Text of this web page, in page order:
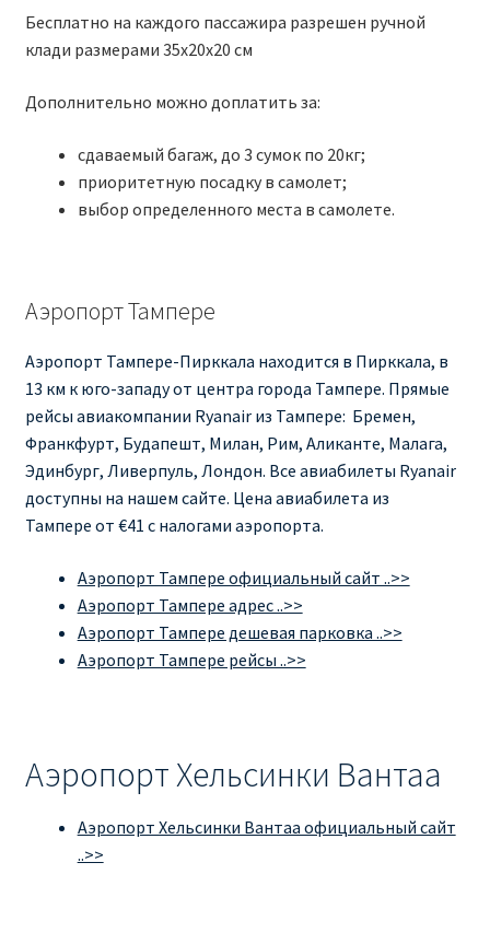
Бесплатно на каждого пассажира разрешен ручной
клади размерами 35x20x20 см
Дополнительно можно доплатить за:
сдаваемый багаж, до 3 сумок по 20кг;
приоритетную посадку в самолет;
выбор определенного места в самолете.
Аэропорт Тампере
Аэропорт Тампере-Пирккала находится в Пирккала, в
13 км к юго-западу от центра города Тампере. Прямые
рейсы авиакомпании Ryanair из Тампере: Бремен,
Франкфурт, Будапешт, Милан, Рим, Аликанте, Малага,
Эдинбург, Ливерпуль, Лондон. Все авиабилеты Ryanair
доступны на нашем сайте. Цена авиабилета из
Тампере от €41 с налогами аэропорта.
Аэропорт Тампере официальный сайт ..>>
Аэропорт Тампере адрес ..>>
Аэропорт Тампере дешевая парковка ..>>
Аэропорт Тампере рейсы ..>>
Аэропорт Хельсинки Вантаа
Аэропорт Хельсинки Вантаа официальный сайт
..>>